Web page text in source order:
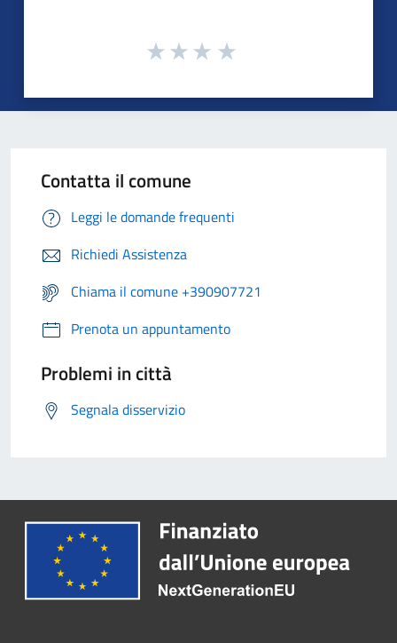
Contatta il comune
Leggi le domande frequenti
Richiedi Assistenza
Chiama il comune +390907721
Prenota un appuntamento
Problemi in città
Segnala disservizio